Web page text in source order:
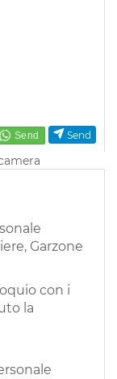
Send
Garzone
con i
la